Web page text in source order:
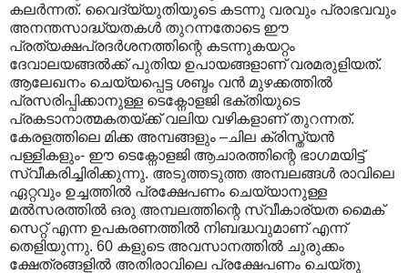
കലർന്നത്. വൈദ്യ്യുതിയുടെ കടന്നു വരവും പ്രാഭവവും
അനന്തസാദ്ധ്യതകൾ തുറന്നതോടെ ഈ
പ്രത്യക്ഷപ്രദർശനത്തിന്റെ കടന്നുകയറ്റം
ദേവാലയങ്ങൽക്ക് പുതിയ ഉപായങ്ങളാണ് വരമരുളിയത്.
ആലേഖനം ചെയ്യപ്പെട്ട ശബ്ദം വൻ മുഴക്കത്തിൽ
പ്രസരിപ്പിക്കാനുള്ള ടെക്നോളജി ഭക്തിയുടെ
പ്രകടാനാത്മകതയ്ക്ക് വലിയ വഴികളാണ് തുറന്നത്.
കേരളത്തിലെ മിക്ക അമ്പങ്ങളും –ചില ക്രിസ്ത്യൻ
പള്ളികളും- ഈ ടെക്നോളജി ആചാരത്തിന്റെ ഭാഗമയിട്ട്
സ്വീകരിച്ചിരിക്കുന്നു. അടുത്തടുത്ത അമ്പലങ്ങൾ രാവിലെ
ഏറ്റവും ഉച്ചത്തിൽ പ്രക്ഷേപണം ചെയ്യാനുള്ള
മൽസരത്തിൽ ഒരു അമ്പലത്തിന്റെ സ്വീകാര്യത മൈക്
സെറ്റ് എന്ന ഉപകരണത്തിൽ നിബദ്ധവുമാണ് എന്ന്
തെളിയുന്നു. 60 കളുടെ അവസാനത്തിൽ ചുരുക്കം
ക്ഷേത്രങ്ങളിൽ അതിരാവിലെ പ്രക്ഷേപണം ചെയ്തു